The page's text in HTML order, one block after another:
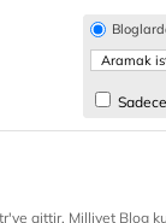
aittir. Milliyet Blog